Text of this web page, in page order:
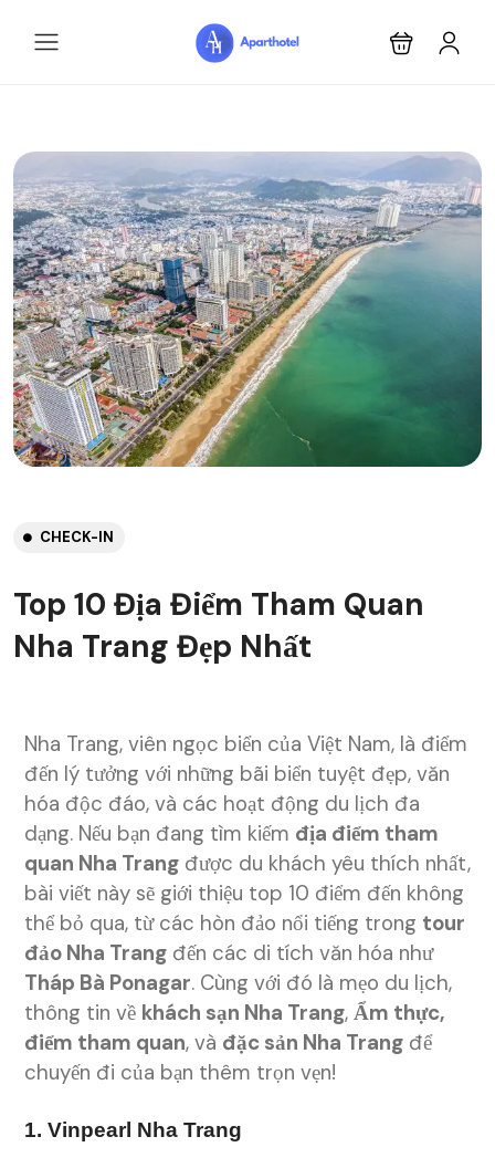
CHECK-IN
Top 10 Địa Điểm Tham Quan
Nha Trang Đẹp Nhất
Nha Trang, viên ngọc biển của Việt Nam, là điểm
đến lý tưởng với những bãi biển tuyệt đẹp, văn
hóa độc đáo, và các hoạt động du lịch đa
dạng. Nếu bạn đang tìm kiếm địa điểm tham
quan Nha Trang được du khách yêu thích nhất,
bài viết này sẽ giới thiệu top 10 điểm đến không
thể bỏ qua, từ các hòn đảo nổi tiếng trong tour
đảo Nha Trang đến các di tích văn hóa như
Tháp Bà Ponagar. Cùng với đó là mẹo du lịch,
thông tin về khách sạn Nha Trang, Ẩm thực,
điểm tham quan, và đặc sản Nha Trang để
chuyến đi của bạn thêm trọn vẹn!
1. Vinpearl Nha Trang